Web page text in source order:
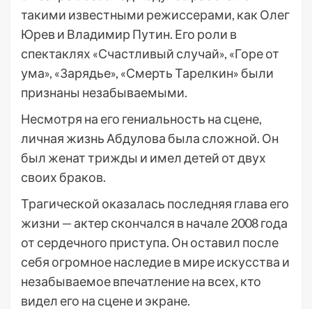
такими известными режиссерами, как Олег
Юрев и Владимир Путин. Его роли в
спектаклях «Счастливый случай», «Горе от
ума», «Зарядье», «Смерть Тарелкин» были
признаны незабываемыми.
Несмотря на его гениальность на сцене,
личная жизнь Абдулова была сложной. Он
был женат трижды и имел детей от двух
своих браков.
Трагической оказалась последняя глава его
жизни — актер скончался в начале 2008 года
от сердечного приступа. Он оставил после
себя огромное наследие в мире искусства и
незабываемое впечатление на всех, кто
видел его на сцене и экране.